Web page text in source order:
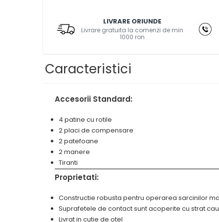
Masini de gaurit cu coloana si
Masini de gaurit cu stand si
Masini de gaurit si frezat
Masini de gaurit cu freza
Masini de frezat universale
Centre de prelucrare verticale
Masini de frezat cu batiu
Masini de frezat multifunctionale
Masini de frezat verticale
Masini de slefuit metal
LIVRARE ORIUNDE
Livrare gratuita la comenzi de min
1000 ron
Caracteristici
Accesorii Standard:
4 patine cu rotile
2 placi de compensare
2 patefoane
2 manere
Tiranti
Proprietati:
Constructie robusta pentru operarea sarcinilor
Suprafetele de contact sunt acoperite cu strat
Livrat in cutie de otel